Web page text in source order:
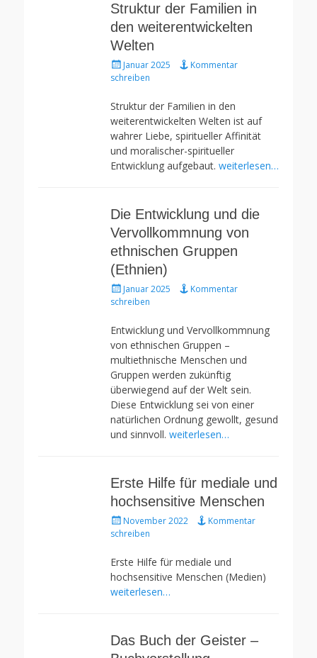
Struktur der Familien in
den weiterentwickelten
Welten
Gepostet
am
Januar 2025
Kommentar
schreiben
Struktur der Familien in den
weiterentwickelten Welten ist auf
wahrer Liebe, spiritueller Affinität
und moralischer-spiritueller
Entwicklung aufgebaut. weiterlesen…
Die Entwicklung und die
Vervollkommnung von
ethnischen Gruppen
(Ethnien)
Gepostet
am
Januar 2025
Kommentar
schreiben
Entwicklung und Vervollkommnung
von ethnischen Gruppen –
multiethnische Menschen und
Gruppen werden zukünftig
überwiegend auf der Welt sein.
Diese Entwicklung sei von einer
natürlichen Ordnung gewollt, gesund
und sinnvoll. weiterlesen…
Erste Hilfe für mediale und
hochsensitive Menschen
Gepostet
am
November 2022
Kommentar
schreiben
Erste Hilfe für mediale und
hochsensitive Menschen (Medien)
weiterlesen…
Das Buch der Geister –